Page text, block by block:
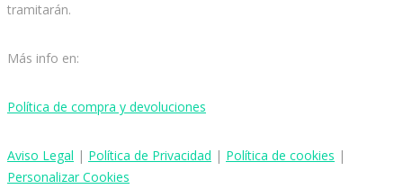
tramitarán.
Más info en:
Política de compra y devoluciones
Aviso Legal | Política de Privacidad | Política de cookies |
Personalizar Cookies